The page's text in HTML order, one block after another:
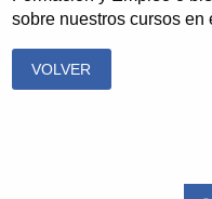
sobre nuestros cursos en
VOLVER